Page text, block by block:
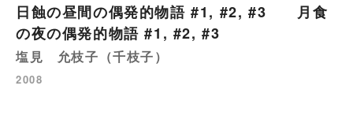
日蝕の昼間の偶発的物語 #1, #2, #3 月食
の夜の偶発的物語 #1, #2, #3
塩見 允枝子（千枝子）
2008